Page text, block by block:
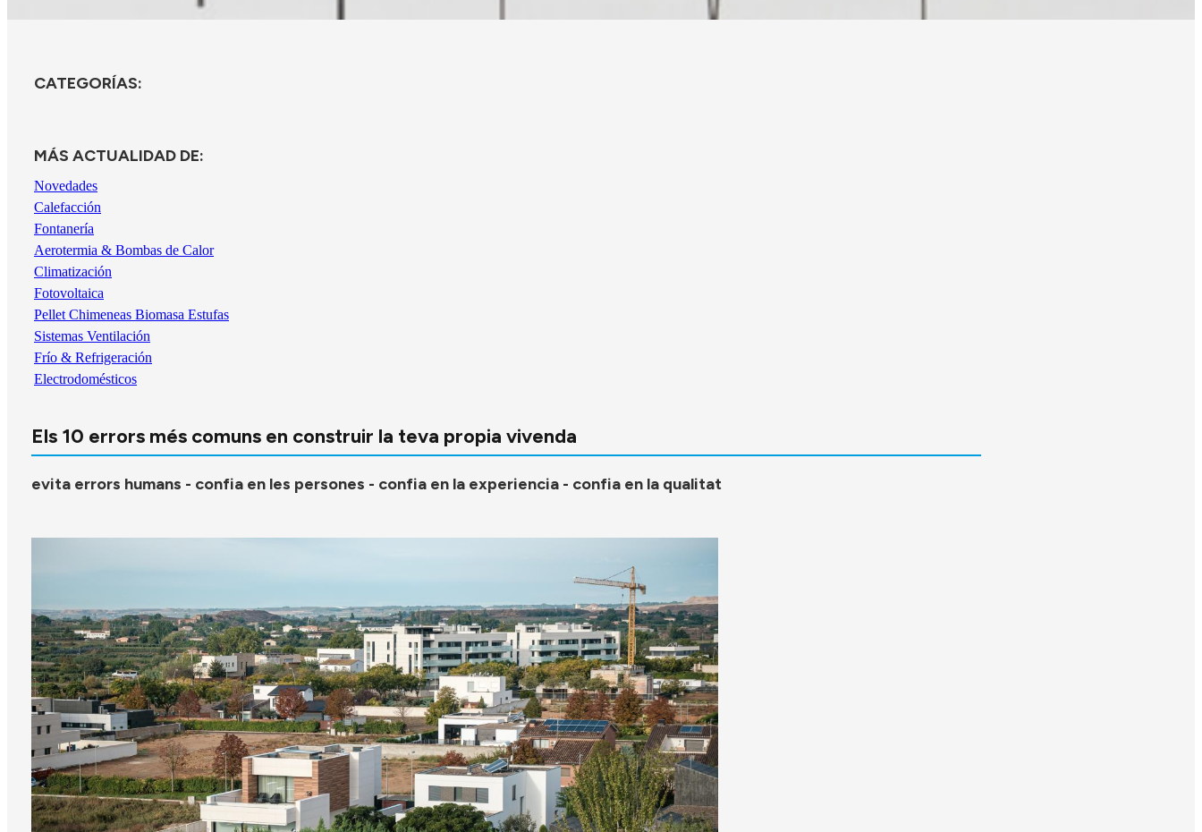
CATEGORÍAS:
MÁS ACTUALIDAD DE:
Novedades
Calefacción
Fontanería
Aerotermia & Bombas de Calor
Climatización
Fotovoltaica
Pellet Chimeneas Biomasa Estufas
Sistemas Ventilación
Frío & Refrigeración
Electrodomésticos
Els 10 errors més comuns en construir la teva propia vivenda
evita errors humans - confia en les persones - confia en la experiencia - confia en la qualitat